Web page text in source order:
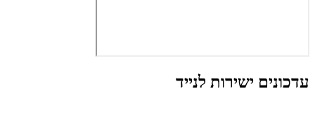
עדכונים ישירות לנייד